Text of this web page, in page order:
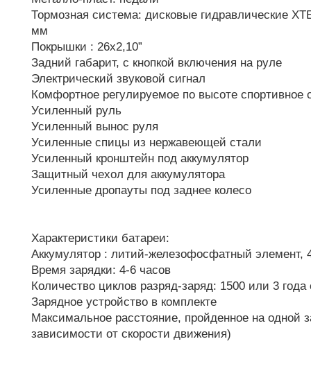
Тормозная система: дисковые гидравлические
мм
Покрышки : 26х2,10”
Задний габарит, с кнопкой включения на руле
Электрический звуковой сигнал
Комфортное регулируемое по высоте спортивное
Усиленный руль
Усиленный вынос руля
Усиленные спицы из нержавеющей стали
Усиленный кронштейн под аккумулятор
Защитный чехол для аккумулятора
Усиленные дропауты под заднее колесо
Характеристики батареи:
Аккумулятор : литий-железофосфатный элемент,
Время зарядки: 4-6 часов
Количество циклов разряд-заряд: 1500 или 3
Зарядное устройство в комплекте
Максимальное расстояние, пройденное на одной
зависимости от скорости движения)